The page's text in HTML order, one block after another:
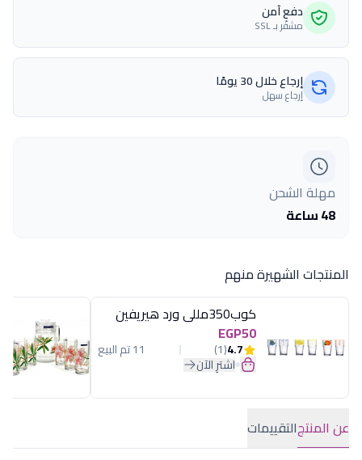
دفع آمن
مشفّر بـ SSL
إرجاع خلال 30 يومًا
إرجاع سهل
مهلة الشحن
48 ساعة
المنتجات الشهيرة منهم
كوب350مللى ورد هيريفين
EGP50
4.7
(1) 11 تم البيع
اشترِ الآن
عن المنتجالتقييمات